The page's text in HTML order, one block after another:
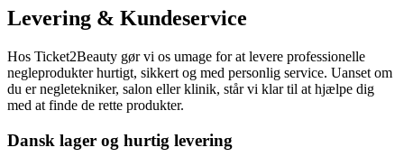
Levering & Kundeservice
Hos Ticket2Beauty gør vi os umage for at levere professionelle
negleprodukter hurtigt, sikkert og med personlig service. Uanset om
du er negletekniker, salon eller klinik, står vi klar til at hjælpe dig
med at finde de rette produkter.
Dansk lager og hurtig levering